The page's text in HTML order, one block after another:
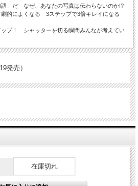
」だ なぜ、あなたの写真は伝わらないのか!?
的によくなる 3ステップで3倍キレイになる
プ！ シャッターを切る瞬間みんなが考えてい
発売）
在庫切れ